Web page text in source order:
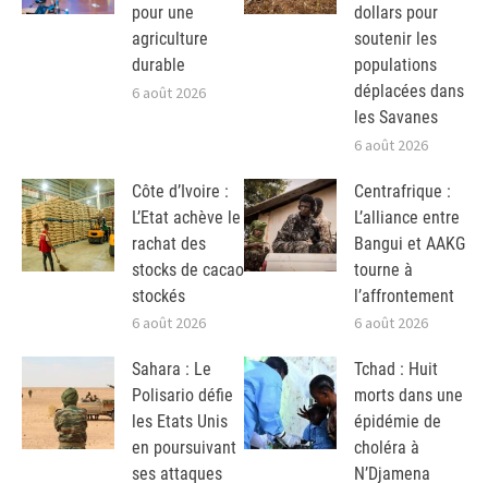
pour une
agriculture
durable
6 août 2026
dollars pour
soutenir les
populations
déplacées dans
les Savanes
6 août 2026
Côte d’Ivoire :
L’Etat achève le
rachat des
stocks de cacao
stockés
6 août 2026
Centrafrique :
L’alliance entre
Bangui et AAKG
tourne à
l’affrontement
6 août 2026
Sahara : Le
Polisario défie
les Etats Unis
en poursuivant
ses attaques
Tchad : Huit
morts dans une
épidémie de
choléra à
N’Djamena